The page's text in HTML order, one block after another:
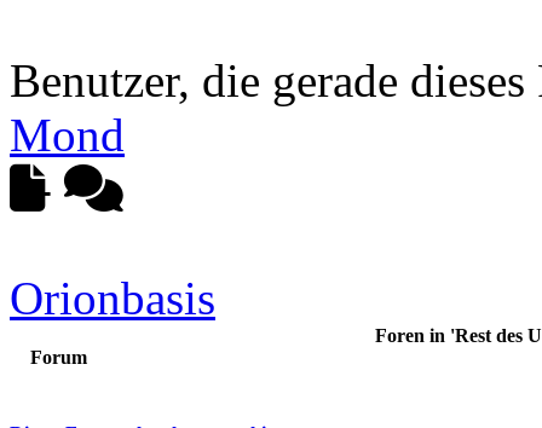
Benutzer, die gerade
Mond
-
-
Orionbasis
Foren in 'Rest des
Forum